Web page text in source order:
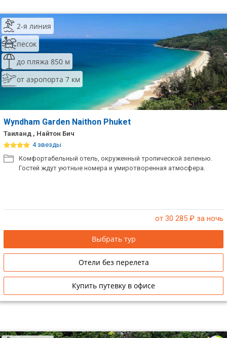
2-я линия
песок
до пляжа 850 м
от аэропорта 7 км
Wyndham Garden Naithon Phuket
Таиланд , Найтон Бич
4 звезды
Комфортабельный отель, окруженный тропической зеленью.
Гостей ждут уютные номера и умиротворенная атмосфера.
от 30 285 ₽ за ночь
Выбрать тур
Отели без перелета
Купить путевку в офисе
Сетевые отели ОАЭ
Сетевые отели Таиланда
Сетевые отели Шри Ланки
Сетевые отели Вьетнама
Сетевые отели Мальдив
Сетевые отели Бали